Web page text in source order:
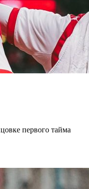
первого тайма